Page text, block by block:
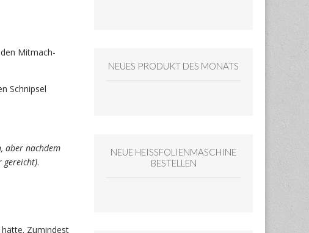
Mitmach-
Schnipsel
aber nachdem
gereicht).
Zumindest
NEUES PRODUKT DES MONATS
NEUE HEISSFOLIENMASCHINE
BESTELLEN